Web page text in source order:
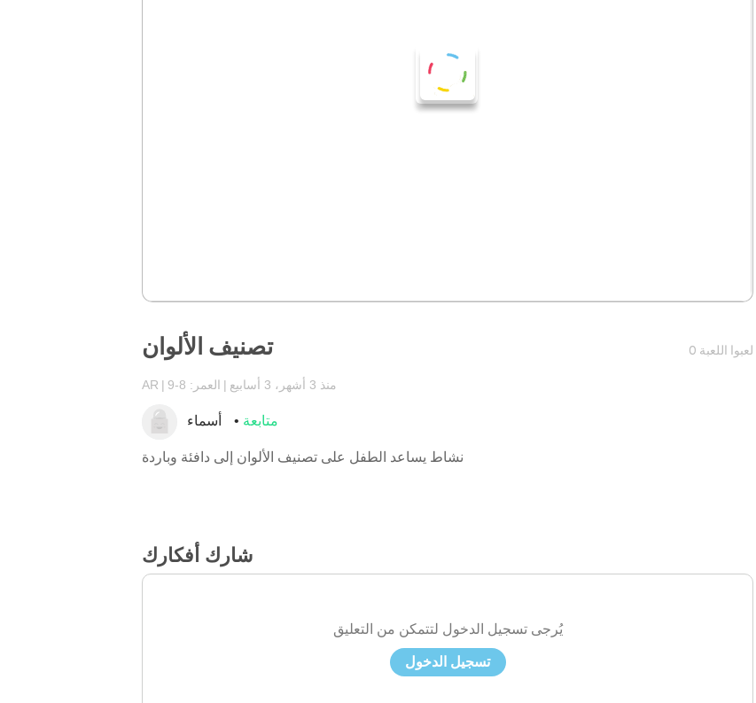
تصنيف الألوان 0 لعبوا اللعبة
AR العمر: 8-9 منذ 3 أشهر، 3 أسابيع
متابعة
نشاط يساعد الطفل على تصنيف الألوان إلى دافئة وباردة
شارك أفكارك
يُرجى تسجيل الدخول لتتمكن من التعليق
تسجيل الدخول